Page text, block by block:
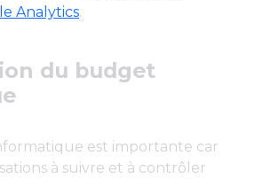
Analytics.
du budget
est importante car
à suivre et à contrôler